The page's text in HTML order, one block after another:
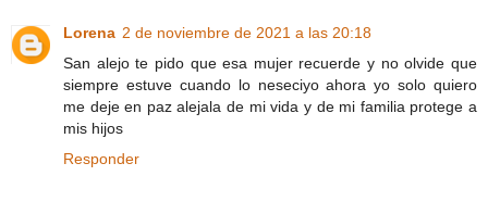
Lorena 2 de noviembre de 2021 a las 20:18
San alejo te pido que esa mujer recuerde y no olvide que
siempre estuve cuando lo neseciyo ahora yo solo quiero
me deje en paz alejala de mi vida y de mi familia protege a
mis hijos
Responder